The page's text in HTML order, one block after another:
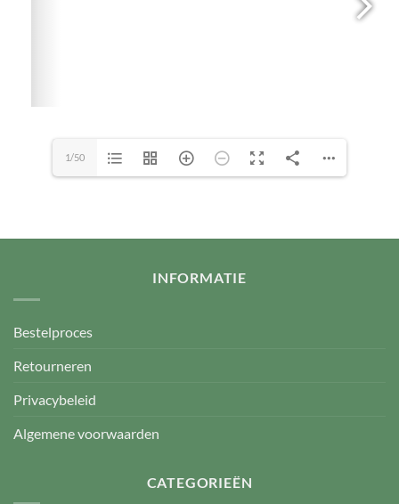
1/50
INFORMATIE
Bestelproces
Retourneren
Privacybeleid
Algemene voorwaarden
CATEGORIEËN